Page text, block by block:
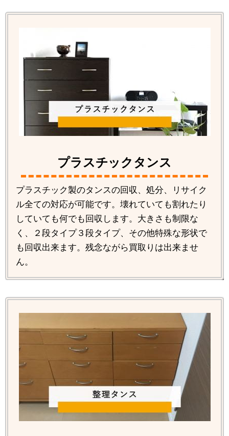
プラスチックタンス
プラスチック製のタンスの回収、処分、リサイク
ル全ての対応が可能です。壊れていても割れたり
していても何でも回収します。大きさも制限な
く、２段タイプ３段タイプ、その他特殊な形状で
も回収出来ます。残念ながら買取りは出来ませ
ん。